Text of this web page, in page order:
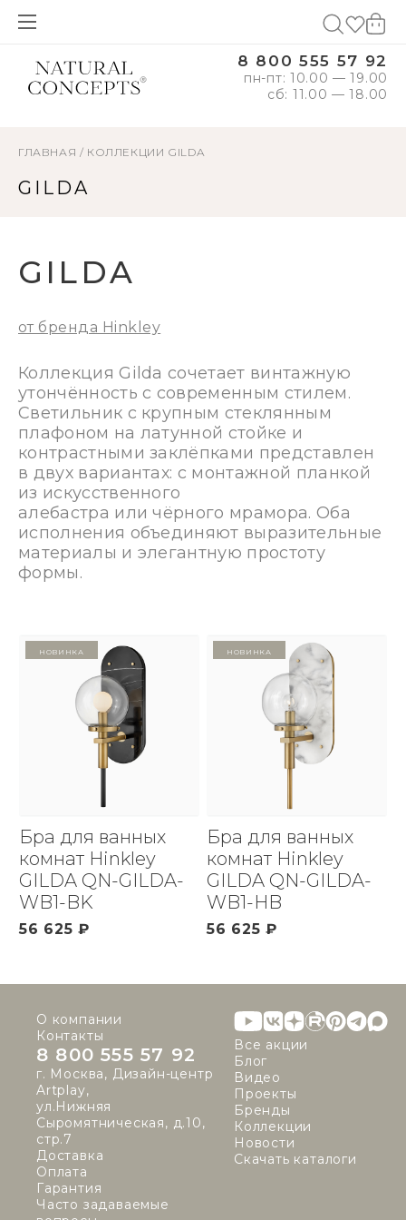
8 800 555 57 92
пн-пт: 10.00 — 19.00
сб: 11.00 — 18.00
ГЛАВНАЯ / КОЛЛЕКЦИИ GILDA
GILDA
GILDA
от бренда Hinkley
Коллекция Gilda сочетает винтажную
утончённость с современным стилем.
Светильник с крупным стеклянным
плафоном на латунной стойке и
контрастными заклёпками представлен
в двух вариантах: с монтажной планкой
из искусственного
алебастра или чёрного мрамора. Оба
исполнения объединяют выразительные
материалы и элегантную простоту
формы.
Новинка
Бра для ванных
комнат Hinkley
GILDA QN-GILDA-
WB1-BK
56 625 ₽
Новинка
Бра для ванных
комнат Hinkley
GILDA QN-GILDA-
WB1-HB
56 625 ₽
О компании
Контакты
8 800 555 57 92
г. Москва, Дизайн-центр
Artplay,
ул.Нижняя
Сыромятническая, д.10,
стр.7
Доставка
Оплата
Гарантия
Часто задаваемые
Все акции
Блог
Видео
Проекты
Бренды
Коллекции
Новости
Скачать каталоги